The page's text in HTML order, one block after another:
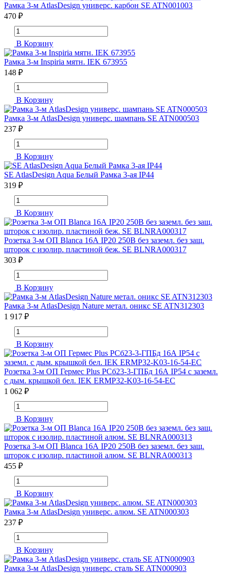
Рамка 3-м AtlasDesign универс. карбон SE ATN001003
470 ₽
В Корзину
Рамка 3-м Inspiria мятн. IEK 673955
148 ₽
В Корзину
Рамка 3-м AtlasDesign универс. шампань SE ATN000503
237 ₽
В Корзину
SE AtlasDesign Aqua Белый Рамка 3-ая IP44
319 ₽
В Корзину
Розетка 3-м ОП Blanca 16А IP20 250В без заземл. без защ.
шторок с изолир. пластиной беж. SE BLNRA000317
303 ₽
В Корзину
Рамка 3-м AtlasDesign Nature метал. оникс SE ATN312303
1 917 ₽
В Корзину
Розетка 3-м ОП Гермес Plus РСб23-3-ГПБд 16А IP54 с заземл.
с дым. крышкой бел. IEK ERMP32-K03-16-54-EC
1 062 ₽
В Корзину
Розетка 3-м ОП Blanca 16А IP20 250В без заземл. без защ.
шторок с изолир. пластиной алюм. SE BLNRA000313
455 ₽
В Корзину
Рамка 3-м AtlasDesign универс. алюм. SE ATN000303
237 ₽
В Корзину
Рамка 3-м AtlasDesign универс. сталь SE ATN000903